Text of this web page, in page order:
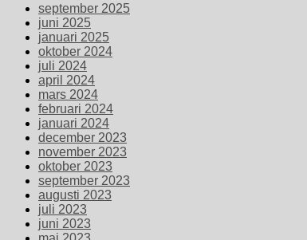
september 2025
juni 2025
januari 2025
oktober 2024
juli 2024
april 2024
mars 2024
februari 2024
januari 2024
december 2023
november 2023
oktober 2023
september 2023
augusti 2023
juli 2023
juni 2023